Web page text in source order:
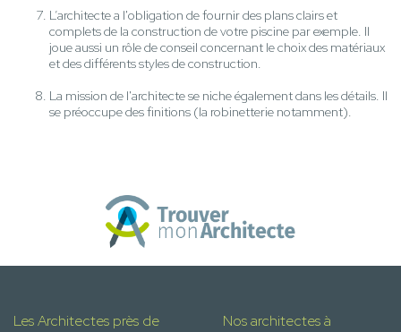
L’architecte a l'obligation de fournir des plans clairs et
complets de la construction de votre piscine par exemple. Il
joue aussi un rôle de conseil concernant le choix des matériaux
et des différents styles de construction.
La mission de l'architecte se niche également dans les détails. Il
se préoccupe des finitions (la robinetterie notamment).
Les Architectes près de
Nos architectes à